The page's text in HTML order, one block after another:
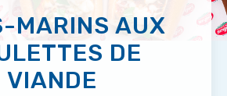
MARINS AUX
DE
VIANDE